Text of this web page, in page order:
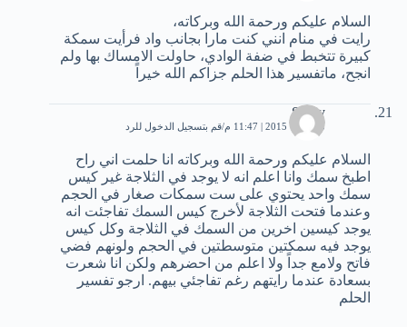
السلام عليكم ورحمة الله وبركاته،
رايت في منام انني كنت مارا بجانب واد فرأيت سمكة
كبيرة تتخبط في ضفة الوادي، حاولت الامساك بها ولم
انجح، ماتفسير هذا الحلم جزاكم الله خيراً
Shery
5 أكتوبر، 2015 | 11:47 م قم بتسجيل الدخول للرد
السلام عليكم ورحمة الله وبركاته انا حلمت اني راح
اطبخ سمك وانا اعلم انه لا يوجد في الثلاجة غير كيس
سمك واحد يحتوي على ست سمكات صغار في الحجم
وعندما فتحت الثلاجة لأخرج كيس السمك تفاجئت انه
يوجد كيسين اخرين من السمك في الثلاجة وكل كيس
يوجد فيه سمكتين متوسطتين في الحجم ولونهم فضي
فاتح ولامع جداً ولا اعلم من احضرهم ولكن انا شعرت
بسعادة عندما رايتهم رغم تفاجئي بيهم. ارجو تفسير
الحلم